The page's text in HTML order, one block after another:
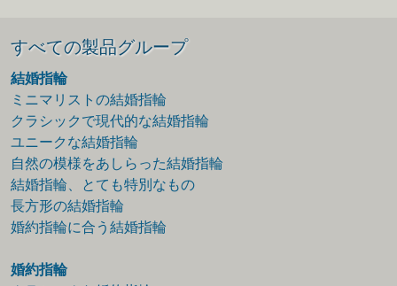
すべての製品グループ
結婚指輪
ミニマリストの結婚指輪
クラシックで現代的な結婚指輪
ユニークな結婚指輪
自然の模様をあしらった結婚指輪
結婚指輪、とても特別なもの
長方形の結婚指輪
婚約指輪に合う結婚指輪
婚約指輪